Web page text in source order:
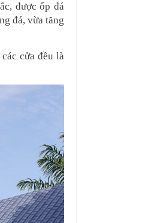
được ốp đá
đá, vừa tăng
cửa đều là